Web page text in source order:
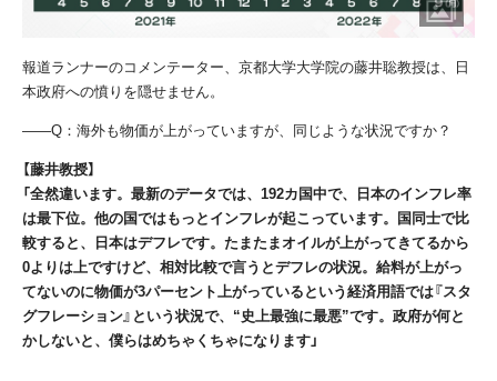
報道ランナーのコメンテーター、京都大学大学院の藤井聡教授は、日
本政府への憤りを隠せません。
――Q ：海外も物価が上がっていますが、同じような状況ですか？
【藤井教授】
「全然違います。最新のデータでは、192カ国中で、日本のインフレ率
は最下位。他の国ではもっとインフレが起こっています。国同士で比
較すると、日本はデフレです。たまたまオイルが上がってきてるから
0よりは上ですけど、相対比較で言うとデフレの状況。給料が上がっ
てないのに物価が3パーセント上がっているという経済用語では『スタ
グフレーション』という状況で、“史上最強に最悪”です。政府が何と
かしないと、僕らはめちゃくちゃになります」